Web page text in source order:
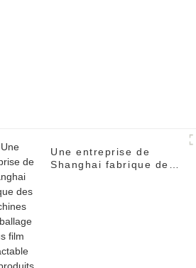
Une entreprise de
Shanghai fabrique des